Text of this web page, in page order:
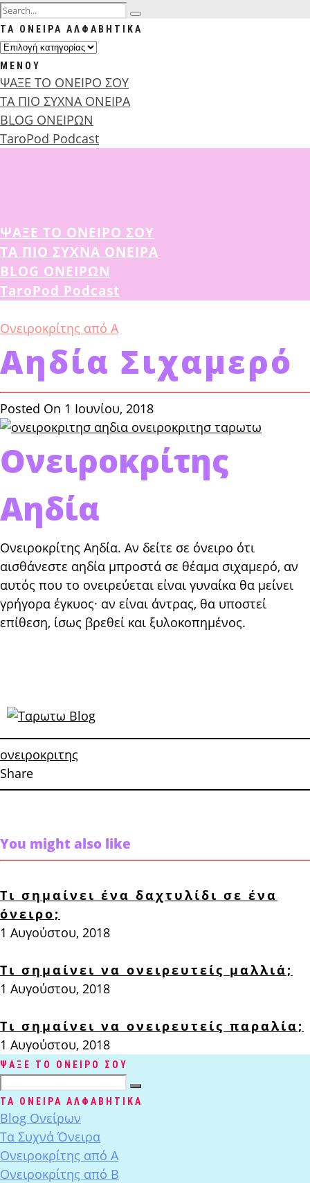
ΤΑ ΟΝΕΙΡΑ ΑΛΦΑΒΗΤΙΚΑ
ΜΕΝΟΥ
ΨΑΞΕ ΤΟ ΟΝΕΙΡΟ ΣΟΥ
ΤΑ ΠΙΟ ΣΥΧΝΑ ΟΝΕΙΡΑ
BLOG ΟΝΕΙΡΩΝ
TaroPod Podcast
ΨΑΞΕ ΤΟ ΟΝΕΙΡΟ ΣΟΥ
ΤΑ ΠΙΟ ΣΥΧΝΑ ΟΝΕΙΡΑ
BLOG ΟΝΕΙΡΩΝ
TaroPod Podcast
Ονειροκρίτης από Α
Αηδία Σιχαμερό
Posted On 1 Ιουνίου, 2018
Ονειροκρίτης
Αηδία
Ονειροκρίτης Αηδία. Αν δείτε σε όνειρο ότι
αισθάνεστε αη­δία μπροστά σε θέαμα σιχαμερό, αν
αυτός που το ονειρεύεται είναι γυναίκα θα μείνει
γρήγορα έγκυος· αν είναι άντρας, θα υποστεί
επίθεση, ίσως βρεθεί και ξυλοκοπημένος.
ονειροκριτης
Share
You might also like
Τι σημαίνει ένα δαχτυλίδι σε ένα
όνειρο;
1 Αυγούστου, 2018
Τι σημαίνει να ονειρευτείς μαλλιά;
1 Αυγούστου, 2018
Τι σημαίνει να ονειρευτείς παραλία;
1 Αυγούστου, 2018
ΨΑΞΕ ΤΟ ΟΝΕΙΡΟ ΣΟΥ
ΤΑ ΟΝΕΙΡΑ ΑΛΦΑΒΗΤΙΚΑ
Blog Ονείρων
Tα Συχνά Όνειρα
Ονειροκρίτης από Α
Ονειροκρίτης από Β